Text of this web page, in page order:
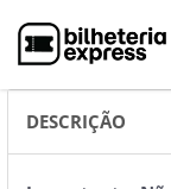
DESCRIÇÃO